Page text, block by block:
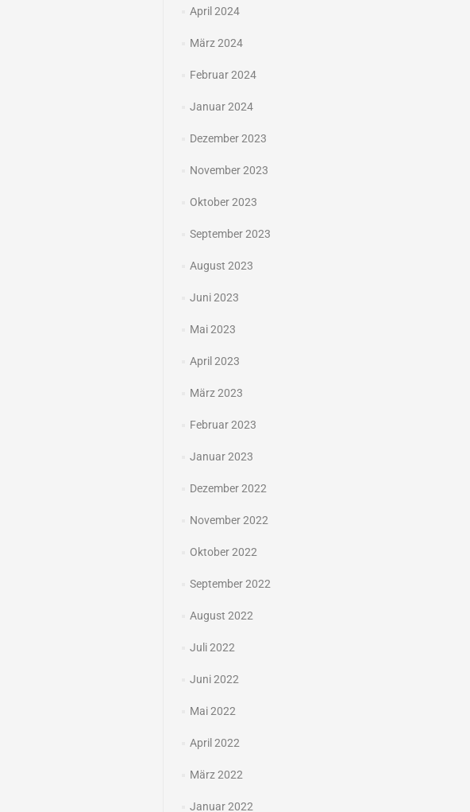
April 2024
März 2024
Februar 2024
Januar 2024
Dezember 2023
November 2023
Oktober 2023
September 2023
August 2023
Juni 2023
Mai 2023
April 2023
März 2023
Februar 2023
Januar 2023
Dezember 2022
November 2022
Oktober 2022
September 2022
August 2022
Juli 2022
Juni 2022
Mai 2022
April 2022
März 2022
Januar 2022